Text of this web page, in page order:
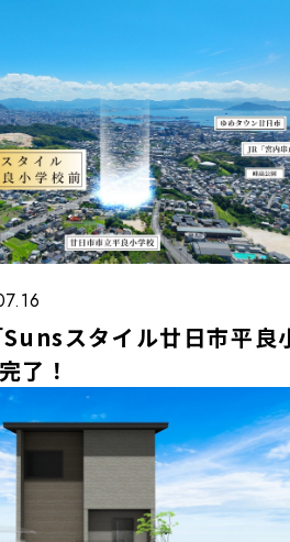
スタイル廿日市平良
了！